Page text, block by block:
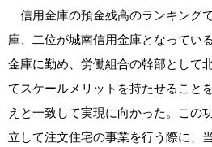
信用金庫の預金残高のランキング
庫、二位が城南信用金庫となってい
金庫に勤め、労働組合の幹部として
てスケールメリットを持たせること
えと一致して実現に向かった。この
立して注文住宅の事業を行う際に、